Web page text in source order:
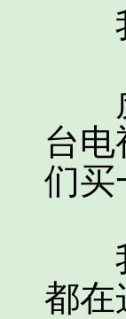
我
虎
台
们买
我
都在